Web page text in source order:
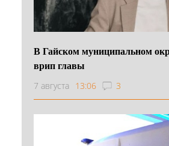
В Гайском муниципальном
врип главы
7 августа 13:06 3